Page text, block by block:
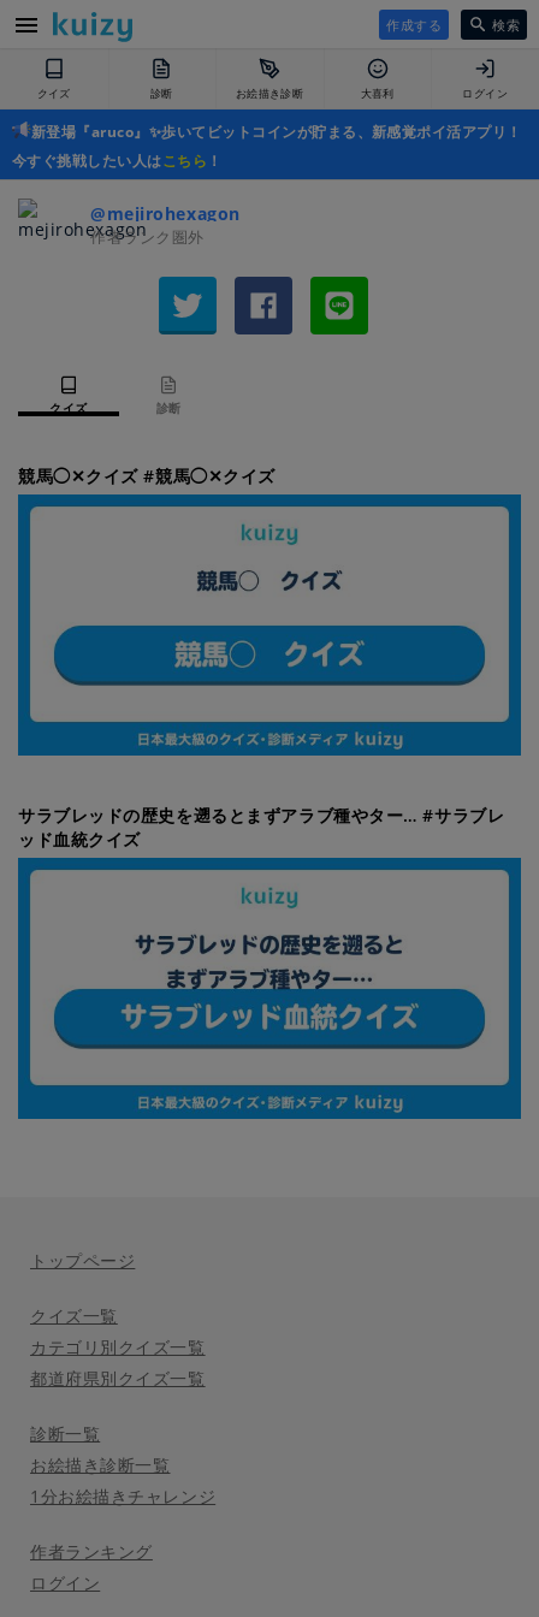
作成する 検索
クイズ 診断 お絵描き診断 大喜利 ログイン
新登場『aruco』✨歩いてビットコインが貯まる、新感覚ポイ活アプリ！
今すぐ挑戦したい人はこちら ！
@mejirohexagon
作者ランク圏外
クイズ 診断
競馬◯✕クイズ #競馬◯✕クイズ
サラブレッドの歴史を遡るとまずアラブ種やター… #サラブレ
ッド血統クイズ
トップページ
クイズ一覧
カテゴリ別クイズ一覧
都道府県別クイズ一覧
診断一覧
お絵描き診断一覧
1分お絵描きチャレンジ
作者ランキング
ログイン